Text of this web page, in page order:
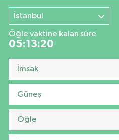
İstanbul
Öğle vaktine kalan süre
05:13:20
İmsak
Güneş
Öğle